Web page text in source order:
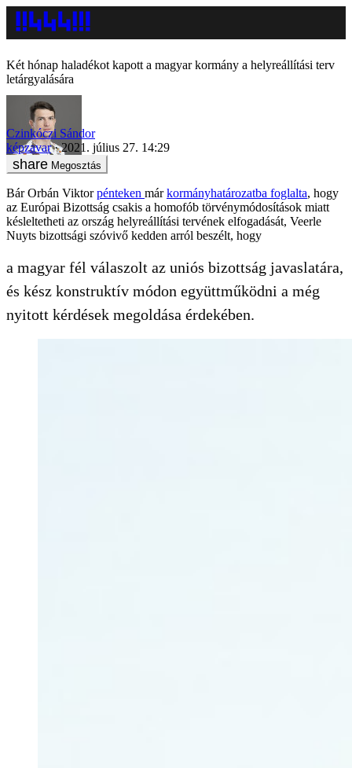
Két hónap haladékot kapott a magyar kormány a helyreállítási terv
letárgyalására
Czinkóczi Sándor
képzavar
2021. július 27. 14:29
Megosztás
Bár Orbán Viktorpénteken márkormányhatározatba foglalta, hogy
az Európai Bizottság csakis a homofób törvénymódosítások miatt
késleltetheti az ország helyreállítási tervének elfogadását, Veerle
Nuyts bizottsági szóvivő kedden arról beszélt, hogy
a magyar fél válaszolt az uniós bizottság javaslatára,
és kész konstruktív módon együttműködni a még
nyitott kérdések megoldása érdekében.